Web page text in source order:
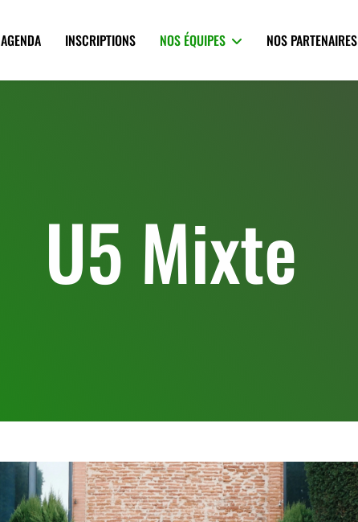
AGENDA INSCRIPTIONS NOS ÉQUIPES NOS PARTENAIRES
U5 Mixte